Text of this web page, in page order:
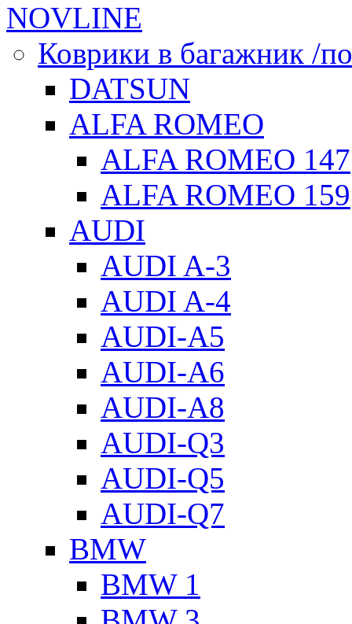
NOVLINE
Коврики в багажник /
DATSUN
ALFA ROMEO
ALFA ROMEO 147
ALFA ROMEO 159
AUDI
AUDI A-3
AUDI A-4
AUDI-A5
AUDI-A6
AUDI-A8
AUDI-Q3
AUDI-Q5
AUDI-Q7
BMW
BMW 1